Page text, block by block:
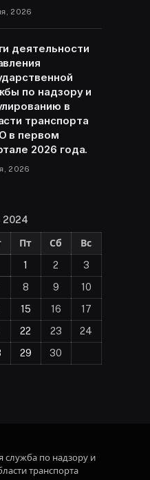
2026
деятельности
по надзору и
в
транспорта
в первом
2026 года.
2026
2024
Пт Сб
Вс
1
2
3
8 9
10
15 16
17
22 23
24
29 30
служба по надзору и
транспорта